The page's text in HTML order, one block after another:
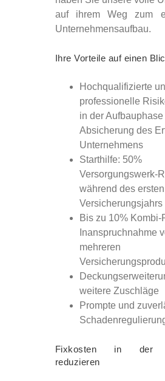
auf ihrem Weg zum
Unternehmensaufbau.
Ihre Vorteile auf einen
Hochqualifizierte
professionelle
in der
Absicherung des
Unternehmens
Starthilfe: 50%
Versorgungswerk-
während des ersten
Versicherungsjahrs
Bis zu 10% Kombi-
Inanspruchnahme
mehreren
weitere Zuschläge
Prompte und
Fixkosten in der
reduzieren